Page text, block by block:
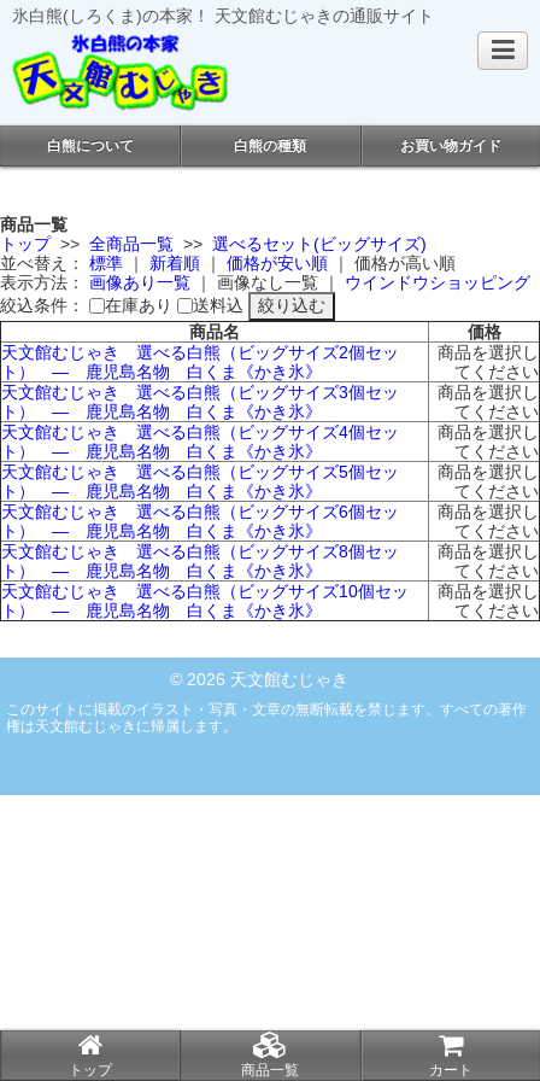
氷白熊(しろくま)の本家！ 天文館むじゃきの通販サイト
白熊について 白熊の種類 お買い物ガイド
商品一覧
トップ>> 全商品一覧 >> 選べるセット(ビッグサイズ)
並べ替え：
標準 ｜ 新着順 ｜ 価格が安い順 ｜ 価格が高い順
表示方法：
画像あり一覧 ｜ 画像なし一覧 ｜ ウインドウショッピング
絞込条件：
在庫あり
送料込
商品名
価格
天文館むじゃき 選べる白熊（ビッグサイズ2個セッ
ト） ― 鹿児島名物 白くま《かき氷》
商品を選択し
てください
天文館むじゃき 選べる白熊（ビッグサイズ3個セッ
ト） ― 鹿児島名物 白くま《かき氷》
商品を選択し
てください
天文館むじゃき 選べる白熊（ビッグサイズ4個セッ
ト） ― 鹿児島名物 白くま《かき氷》
商品を選択し
てください
天文館むじゃき 選べる白熊（ビッグサイズ5個セッ
ト） ― 鹿児島名物 白くま《かき氷》
商品を選択し
てください
天文館むじゃき 選べる白熊（ビッグサイズ6個セッ
ト） ― 鹿児島名物 白くま《かき氷》
商品を選択し
てください
天文館むじゃき 選べる白熊（ビッグサイズ8個セッ
ト） ― 鹿児島名物 白くま《かき氷》
商品を選択し
てください
天文館むじゃき 選べる白熊（ビッグサイズ10個セッ
ト） ― 鹿児島名物 白くま《かき氷》
商品を選択し
てください
© 2026 天文館むじゃき
このサイトに掲載のイラスト・写真・文章の無断転載を禁じます。すべての著作
権は天文館むじゃきに帰属します。
トップ 商品一覧 カート